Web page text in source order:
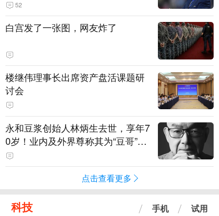
52
白宫发了一张图，网友炸了
楼继伟理事长出席资产盘活课题研
讨会
永和豆浆创始人林炳生去世，享年7
0岁！业内及外界尊称其为“豆哥”，
评价其“活出自己的精彩，是照亮别
人的灯塔”
点击查看更多
科技 手机 试用